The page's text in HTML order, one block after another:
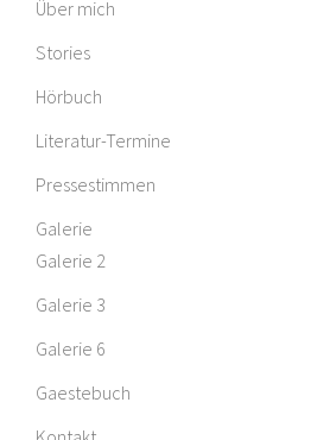
Über mich
Stories
Hörbuch
Literatur-Termine
Pressestimmen
Galerie
Galerie 2
Galerie 3
Galerie 6
Gaestebuch